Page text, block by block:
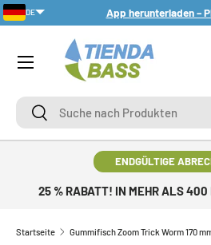
DIREKT ZUM INHALT
App herunterladen –
SucheSuche
ENDGÜLTIGE
25 % RABATT! IN MEHR ALS 400
Startseite Gummifisch Zoom Trick Worm 170
DE